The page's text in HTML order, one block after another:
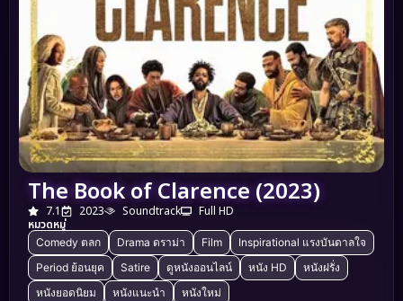
The Book of Clarence (2023)
7.1 2023 Soundtrack
Full HD
หมวดหมู่
Comedy ตลก Drama ดราม่า Film
Inspirational แรงบันดาลใจ
Period ย้อนยุค
Satire ดูหนังออนไลน์ หนัง HD
หนังฝรั่ง
หนังยอดนิยม
หนังแนะนำ
หนังใหม่